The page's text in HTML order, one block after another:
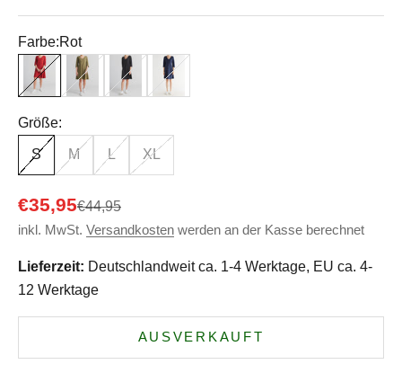
Farbe:Rot
Rot
Olive SchwarzAdmiralblau
Größe:
S M L XL
Angebot
€35,95Regulärer Preis
€44,95
inkl. MwSt. Versandkosten werden an der Kasse berechnet
Lieferzeit: Deutschlandweit ca. 1-4 Werktage, EU ca. 4-
12 Werktage
AUSVERKAUFT